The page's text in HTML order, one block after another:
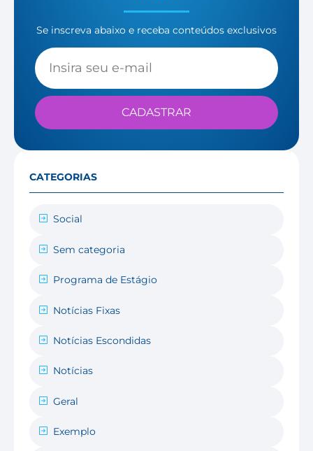
Se inscreva abaixo e receba conteúdos exclusivos
CADASTRAR
CATEGORIAS
Social
Sem categoria
Programa de Estágio
Notícias Fixas
Notícias Escondidas
Notícias
Geral
Exemplo